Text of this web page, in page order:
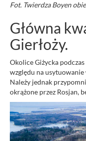
Fot. Twierdza Boyen
Główna
Gierłoży.
Okolice Giżycka
względu na
Należy jednak
okrążone przez Rosjan,